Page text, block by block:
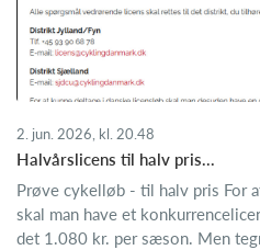
2. jun. 2026, kl. 20.48
Halvårslicens til halv pris...
Prøve cykelløb - til halv pris For
skal man have et
det 1.080 kr. per sæson. Men